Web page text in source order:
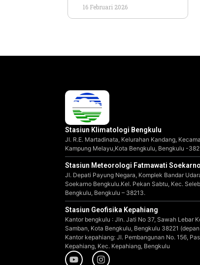
16 Februari 2026
Stasiun Klimatologi Bengkulu
Jl. R.E. Martadinata, Kelurahan Kandang,
Kampung Melayu,Kota Bengkulu, Bengkulu -
Stasiun Meteorologi Fatmawati
Jl. Depati Payung Negara, Komplek Bandar
Soekarno Bengkulu.Kel. Pekan Sabtu, Kec.
Bengkulu, Bengkulu – 38213.
Stasiun Geofisika Kepahiang
Kantor bengkulu : Jln. Jati No 37, Sawah Lebar
Samban, Kota Bengkulu, Bengkulu 38221
Kantor kepahiang: Jl. Pembangunan No. 156,
Kepahiang, Kec. Kepahiang, Bengkulu